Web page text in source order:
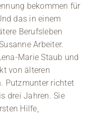
bekommen für
das in einem
Berufsleben
Arbeiter.
Marie Staub und
von älteren
Putzmunter richtet
drei Jahren. Sie
Hilfe,